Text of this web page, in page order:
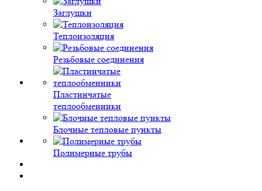
Заглушки
Теплоизоляция
Резьбовые соединения
Пластинчатые
теплообменники
Блочные тепловые пункты
Полимерные трубы